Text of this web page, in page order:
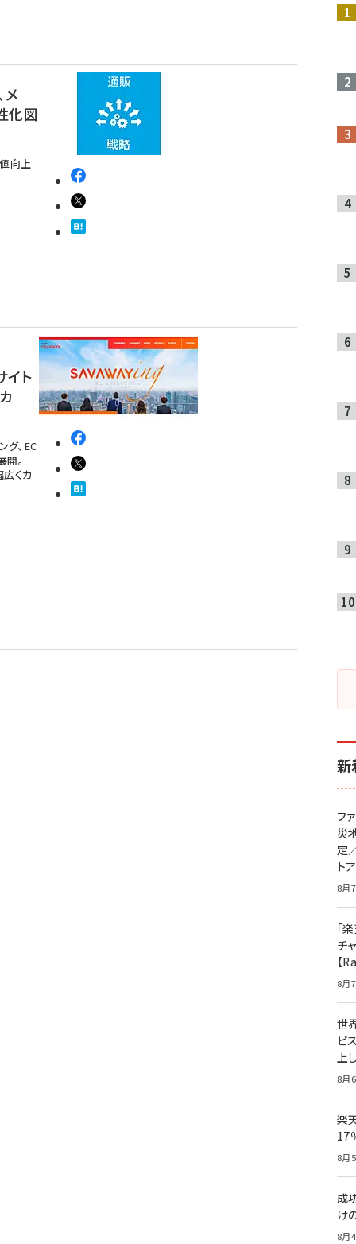
メ
化図
向上
イト
グ、EC
。
くカ
新
フ
災
定
ト
8月
「
チ
【
8月
世
ビ
上
8月
楽
17
8月
成
け
8月